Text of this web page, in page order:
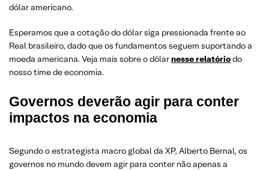
dólar americano.
Esperamos que a cotação do dólar siga pressionada frente ao
Real brasileiro, dado que os fundamentos seguem suportando a
moeda americana. Veja mais sobre o dólarnesse relatóriodo
nosso time de economia.
Governos deverão agir para conter
impactos na economia
Segundo o estrategista macro global da XP, Alberto Bernal, os
governos no mundo devem agir para conter não apenas a